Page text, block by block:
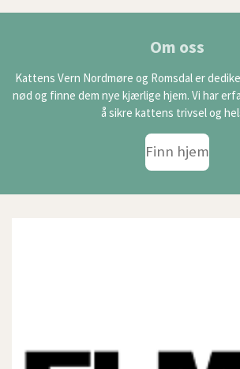
Om oss
Kattens Vern Nordmøre og Romsdal er
nød og finne dem nye kjærlige hjem. Vi har
å sikre kattens trivsel og
Finn hjem